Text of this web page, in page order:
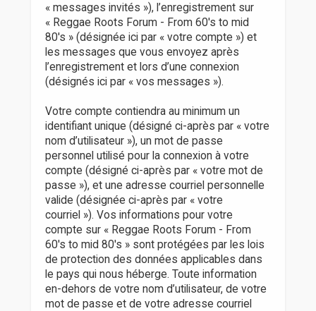
« messages invités »), l’enregistrement sur
« Reggae Roots Forum - From 60's to mid
80's » (désignée ici par « votre compte ») et
les messages que vous envoyez après
l’enregistrement et lors d’une connexion
(désignés ici par « vos messages »).
Votre compte contiendra au minimum un
identifiant unique (désigné ci-après par « votre
nom d’utilisateur »), un mot de passe
personnel utilisé pour la connexion à votre
compte (désigné ci-après par « votre mot de
passe »), et une adresse courriel personnelle
valide (désignée ci-après par « votre
courriel »). Vos informations pour votre
compte sur « Reggae Roots Forum - From
60's to mid 80's » sont protégées par les lois
de protection des données applicables dans
le pays qui nous héberge. Toute information
en-dehors de votre nom d’utilisateur, de votre
mot de passe et de votre adresse courriel